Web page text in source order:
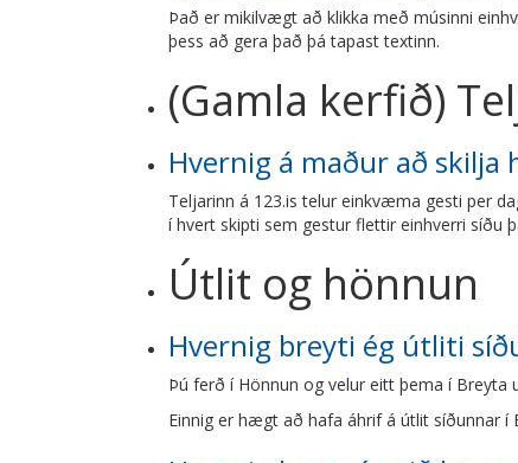
Það er mikilvægt að klikka með músinni
þess að gera það þá tapast textinn.
(Gamla kerfið)
Hvernig á maður að
Teljarinn á 123.is telur einkvæma gesti per
í hvert skipti sem gestur flettir einhverri síðu
Útlit og hönnun
Hvernig breyti ég útliti
Þú ferð í Hönnun og velur eitt þema í
Einnig er hægt að hafa áhrif á útlit síðunnar í